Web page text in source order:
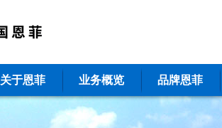
关于恩菲 业务概览 品牌恩菲